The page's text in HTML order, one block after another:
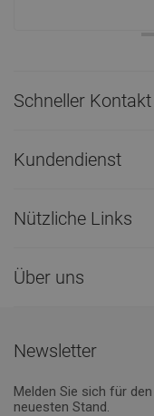
Schneller Kontakt
Kundendienst
Nützliche Links
Über uns
Newsletter
Melden Sie sich für
neuesten Stand.